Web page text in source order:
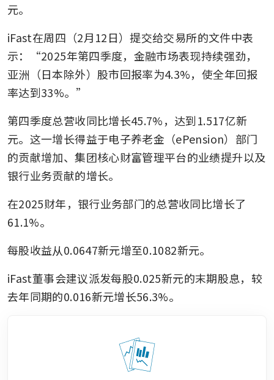
元。
iFast在周四（2月12日）提交给交易所的文件中表
示：“2025年第四季度，金融市场表现持续强劲，
亚洲（日本除外）股市回报率为4.3%，使全年回报
率达到33%。”
第四季度总营收同比增长45.7%，达到1.517亿新
元。这一增长得益于电子养老金（ePension）部门
的贡献增加、集团核心财富管理平台的业绩提升以及
银行业务贡献的增长。
在2025财年，银行业务部门的总营收同比增长了
61.1%。
每股收益从0.0647新元增至0.1082新元。
iFast董事会建议派发每股0.025新元的末期股息，较
去年同期的0.016新元增长56.3%。